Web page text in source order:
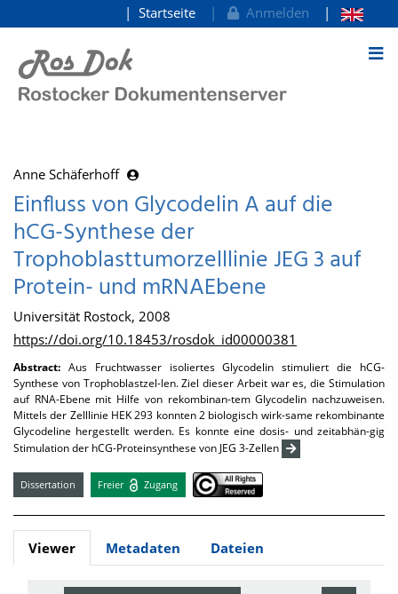
zum Inhalt
Startseite Anmelden
Anne Schäferhoff
Einfluss von Glycodelin A auf die
hCG-Synthese der
Trophoblasttumorzelllinie JEG 3 auf
Protein- und mRNAEbene
Universität Rostock, 2008
https://doi.org/10.18453/rosdok_id00000381
Abstract: Aus Fruchtwasser isoliertes Glycodelin stimuliert die hCG-
Synthese von Trophoblastzel-len. Ziel dieser Arbeit war es, die Stimulation
auf RNA-Ebene mit Hilfe von rekombinan-tem Glycodelin nachzuweisen.
Mittels der Zelllinie HEK 293 konnten 2 biologisch wirk-same rekombinante
Glycodeline hergestellt werden. Es konnte eine dosis- und zeitabhän-gig
Stimulation der hCG-Proteinsynthese von JEG 3-Zellen
Dissertation Freier Zugang
Viewer Metadaten Dateien